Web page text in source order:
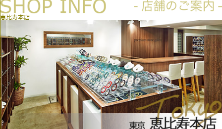
恵比寿本店